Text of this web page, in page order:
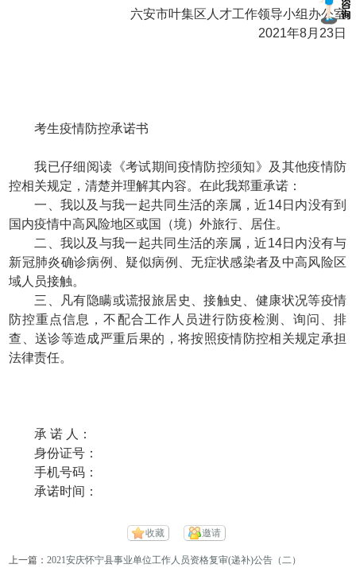
六安市叶集区人才工作领导小组办公室
2021年8月23日
考生疫情防控承诺书
我已仔细阅读《考试期间疫情防控须知》及其他疫情防
控相关规定，清楚并理解其内容。在此我郑重承诺：
一、我以及与我一起共同生活的亲属，近14日内没有到
国内疫情中高风险地区或国（境）外旅行、居住。
二、我以及与我一起共同生活的亲属，近14日内没有与
新冠肺炎确诊病例、疑似病例、无症状感染者及中高风险区
域人员接触。
三、凡有隐瞒或谎报旅居史、接触史、健康状况等疫情
防控重点信息，不配合工作人员进行防疫检测、询问、排
查、送诊等造成严重后果的，将按照疫情防控相关规定承担
法律责任。
承 诺 人：
身份证号：
手机号码：
承诺时间：
收藏 邀请
上一篇：2021安庆怀宁县事业单位工作人员资格复审(递补)公告（二）